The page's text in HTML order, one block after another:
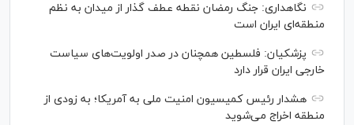
نگاهداری: جنگ رمضان نقطه عطف گذار از میدان به نظم
منطقه‌ای ایران است
پزشکیان: فلسطین همچنان در صدر اولویت‌های سیاست
خارجی ایران قرار دارد
هشدار رئیس کمیسیون امنیت ملی به آمریکا؛ به زودی از
منطقه اخراج می‌شوید